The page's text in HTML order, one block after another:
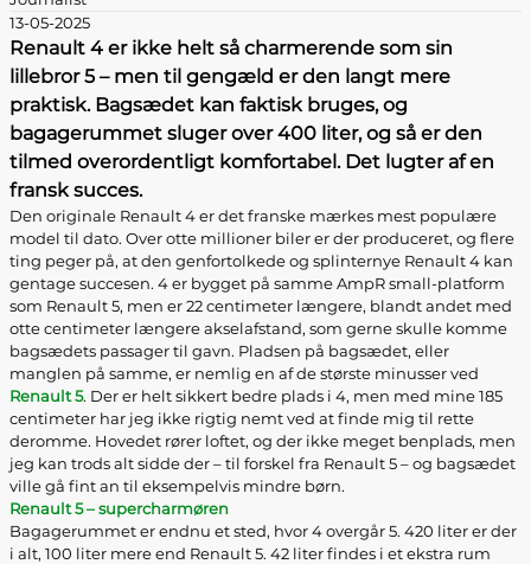
13-05-2025
Renault 4 er ikke helt så charmerende som sin
lillebror 5 – men til gengæld er den langt mere
praktisk. Bagsædet kan faktisk bruges, og
bagagerummet sluger over 400 liter, og så er den
tilmed overordentligt komfortabel. Det lugter af en
fransk succes.
Den originale Renault 4 er det franske mærkes mest populære
model til dato. Over otte millioner biler er der produceret, og flere
ting peger på, at den genfortolkede og splinternye Renault 4 kan
gentage succesen. 4 er bygget på samme AmpR small-platform
som Renault 5, men er 22 centimeter længere, blandt andet med
otte centimeter længere akselafstand, som gerne skulle komme
bagsædets passager til gavn. Pladsen på bagsædet, eller
manglen på samme, er nemlig en af de største minusser ved
Renault 5. Der er helt sikkert bedre plads i 4, men med mine 185
centimeter har jeg ikke rigtig nemt ved at finde mig til rette
deromme. Hovedet rører loftet, og der ikke meget benplads, men
jeg kan trods alt sidde der – til forskel fra Renault 5 – og bagsædet
ville gå fint an til eksempelvis mindre børn.
Renault 5 – supercharmøren
Bagagerummet er endnu et sted, hvor 4 overgår 5. 420 liter er der
i alt, 100 liter mere end Renault 5. 42 liter findes i et ekstra rum